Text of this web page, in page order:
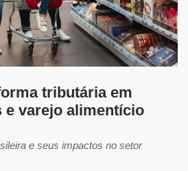
tributária em
e varejo alimentício
e seus impactos no setor